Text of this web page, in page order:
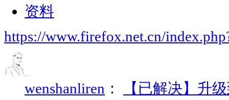
资料
https://www.firefox.net.cn/
wenshanliren ：
【已解决】升